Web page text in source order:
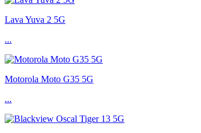
Lava Yuva 2 5G
...
Motorola Moto G35 5G
...